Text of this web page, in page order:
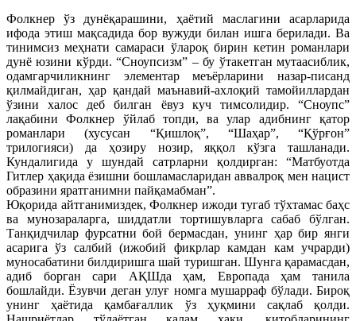
Фолкнер ўз дунёқарашини, ҳаётий маслагини асарларида
ифода этиш мақсадида бор вужуди билан ишга берилади. Ва
тинимсиз меҳнати самараси ўлароқ бирин кетин романлари
дунё юзини кўрди. “Сноупсизм” – бу ўтакетган мутаасиблик,
одамгарчиликнинг элементар меъёрларини назар-писанд
қилмайдиган, ҳар қандай маънавий-ахлоқий тамойиллардан
ўзини халос деб билган ёвуз куч тимсолидир. “Сноупс”
лақабини Фолкнер ўйлаб топди, ва улар адибнинг қатор
романлари (хусусан “Қишлоқ”, “Шаҳар”, “Қўрғон”
трилогияси) да ҳозиру нозир, яққол кўзга ташланади.
Кундалигида у шундай сатрларни қолдирган: “Матбуотда
Гитлер ҳақида ёзишни бошламасларидан аввалроқ мен нацист
образини яратганимни пайқамабман”.
Юқорида айтганимиздек, Фолкнер ижоди тугаб тўхтамас баҳс
ва мунозараларга, шиддатли тортишувларга сабаб бўлган.
Танқидчилар фурсатни бой бермасдан, унинг ҳар бир янги
асарига ўз салбий (ижобий фикрлар камдан кам учрарди)
муносабатини билдиришга шай туришган. Шунга қарамасдан,
адиб борган сари АҚШда ҳам, Европада ҳам танила
бошлайди. Ёзувчи деган улуғ номга мушарраф бўлади. Бироқ
унинг ҳаётида қамбағаллик ўз ҳуқмини сақлаб қолди.